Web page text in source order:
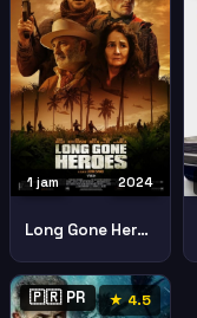
2024
1 jam
Long Gone Heroes
🇵🇷 PR ★ 4.5